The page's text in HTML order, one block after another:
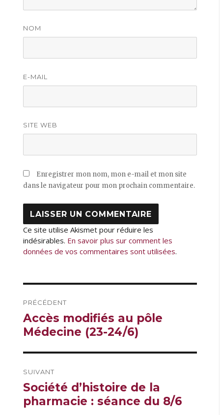
NOM
E-MAIL
SITE WEB
Enregistrer mon nom, mon e-mail et mon site
dans le navigateur pour mon prochain commentaire.
Ce site utilise Akismet pour réduire les
indésirables. En savoir plus sur comment les
données de vos commentaires sont utilisées.
de
l’article
PRÉCÉDENT
Publication
précédente :
Accès modifiés au pôle
Médecine (23-24/6)
SUIVANT
Publication
suivante :
Société d’histoire de la
pharmacie : séance du 8/6